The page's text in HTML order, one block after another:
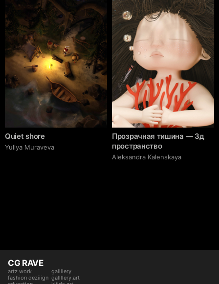
Quiet shore
Yuliya Muraveva
Прозрачная тишина — 3д
пространство
Aleksandra Kalenskaya
CG RAVE
artz work
fashion deziiign
gallllery
gallllery.art